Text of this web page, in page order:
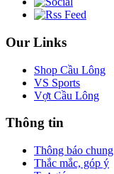
Our Links
Shop Cầu Lông
VS Sports
Vợt Cầu Lông
Thông tin
Thông báo chung
Thắc mắc, góp ý